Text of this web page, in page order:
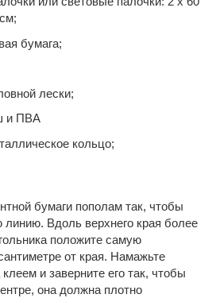
бумага;
лески;
и ПВА
кольцо;
бумаги пополам так, чтобы
линию. Вдоль верхнего края более
положите самую
от края. Намажьте
и заверните его так, чтобы
она должна плотно